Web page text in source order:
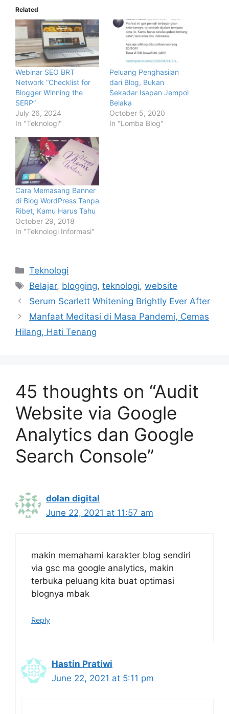
Related
Webinar SEO BRT
Network “Checklist for
Blogger Winning the
SERP”
July 26, 2024
In "Teknologi"
Peluang Penghasilan
dari Blog, Bukan
Sekadar Isapan Jempol
Belaka
October 5, 2020
In "Lomba Blog"
Cara Memasang Banner
di Blog WordPress Tanpa
Ribet, Kamu Harus Tahu
October 29, 2018
In "Teknologi Informasi"
Categories
Teknologi
Tags
Belajar, blogging,teknologi,website
Serum Scarlett Whitening Brightly Ever After
Manfaat Meditasi di Masa Pandemi, Cemas
Hilang, Hati Tenang
45 thoughts on “Audit
Website via Google
Analytics dan Google
Search Console”
dolan digital
June 22, 2021 at 11:57 am
makin memahami karakter blog sendiri
via gsc ma google analytics, makin
terbuka peluang kita buat optimasi
blognya mbak
Reply
Hastin Pratiwi
June 22, 2021 at 5:11 pm